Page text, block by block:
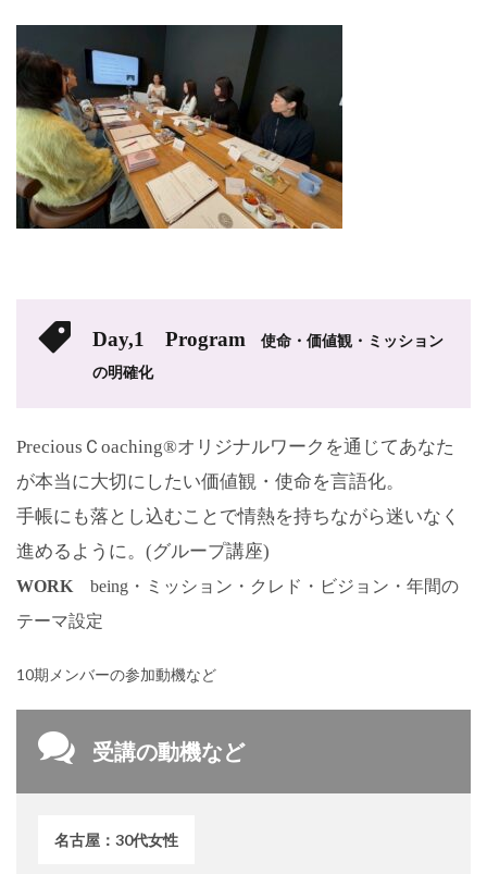
Day,1 Program
使命・価値観・ミッション
の明確化
PreciousＣoaching®オリジナルワークを通じてあなた
が本当に大切にしたい価値観・使命を言語化。
手帳にも落とし込むことで情熱を持ちながら迷いなく
進めるように。(グループ講座)
WORK being・ミッション・クレド・ビジョン・年間の
テーマ設定
10期メンバーの参加動機など
受講の動機など
名古屋：30代女性